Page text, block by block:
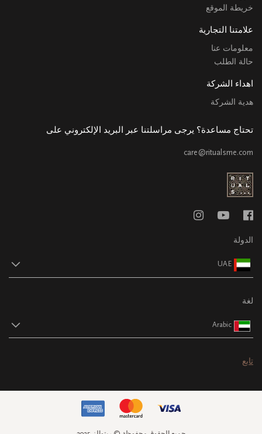
خريطة الموقع
علامتنا التجارية
معلومات عنا
حالة الطلب
اهداء الشركة
هدية الشركة
تحتاج مساعدة؟ يرجى مراسلتنا عبر البريد الإلكتروني على
care@ritualsme.com
الدولة
UAE
لغة
Arabic
تابع